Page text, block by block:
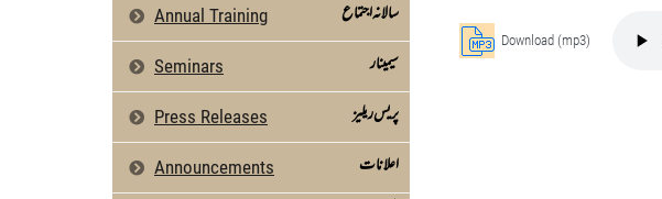
Annual Training سالانہ اجتماع
Seminars سیمینار
Press Releases پریس ریلیز
Announcements اعلانات
Download (mp3)